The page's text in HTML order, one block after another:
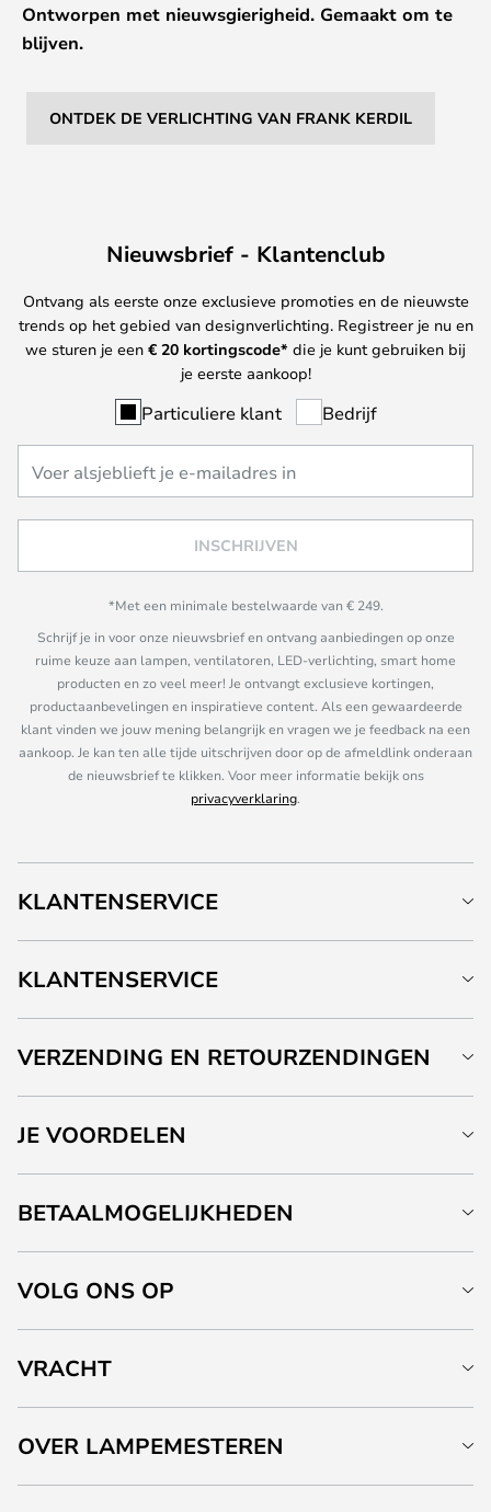
Ontworpen met nieuwsgierigheid. Gemaakt om te
blijven.
ONTDEK DE VERLICHTING VAN FRANK KERDIL
Nieuwsbrief - Klantenclub
Ontvang als eerste onze exclusieve promoties en de nieuwste
trends op het gebied van designverlichting. Registreer je nu en
we sturen je een € 20 kortingscode* die je kunt gebruiken bij
je eerste aankoop!
Particuliere klant Bedrijf
INSCHRIJVEN
*Met een minimale bestelwaarde van € 249.
Schrijf je in voor onze nieuwsbrief en ontvang aanbiedingen op onze
ruime keuze aan lampen, ventilatoren, LED-verlichting, smart home
producten en zo veel meer! Je ontvangt exclusieve kortingen,
productaanbevelingen en inspiratieve content. Als een gewaardeerde
klant vinden we jouw mening belangrijk en vragen we je feedback na een
aankoop. Je kan ten alle tijde uitschrijven door op de afmeldlink onderaan
de nieuwsbrief te klikken. Voor meer informatie bekijk ons
privacyverklaring.
KLANTENSERVICE
KLANTENSERVICE
VERZENDING EN RETOURZENDINGEN
JE VOORDELEN
BETAALMOGELIJKHEDEN
VOLG ONS OP
VRACHT
OVER LAMPEMESTEREN